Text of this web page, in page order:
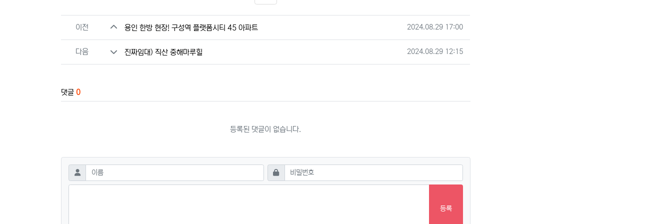
SNS 공유
관련자료
이전 용인 한방 현장! 구성역 플랫폼시티 45 아파트 작성일
2024.08.29 17:00
다음 진짜임대) 직산 중해마루힐 작성일
2024.08.29 12:15
댓글 0
등록된 댓글이 없습니다.
댓글쓰기
이름 필수 비밀번호필수
등록